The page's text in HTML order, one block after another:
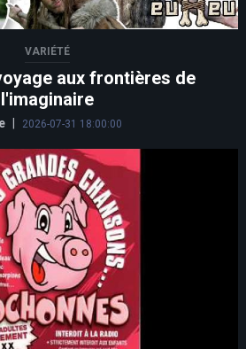
VARIÉTÉ
aux frontières de
l'imaginaire
2026-07-31 18:00:00